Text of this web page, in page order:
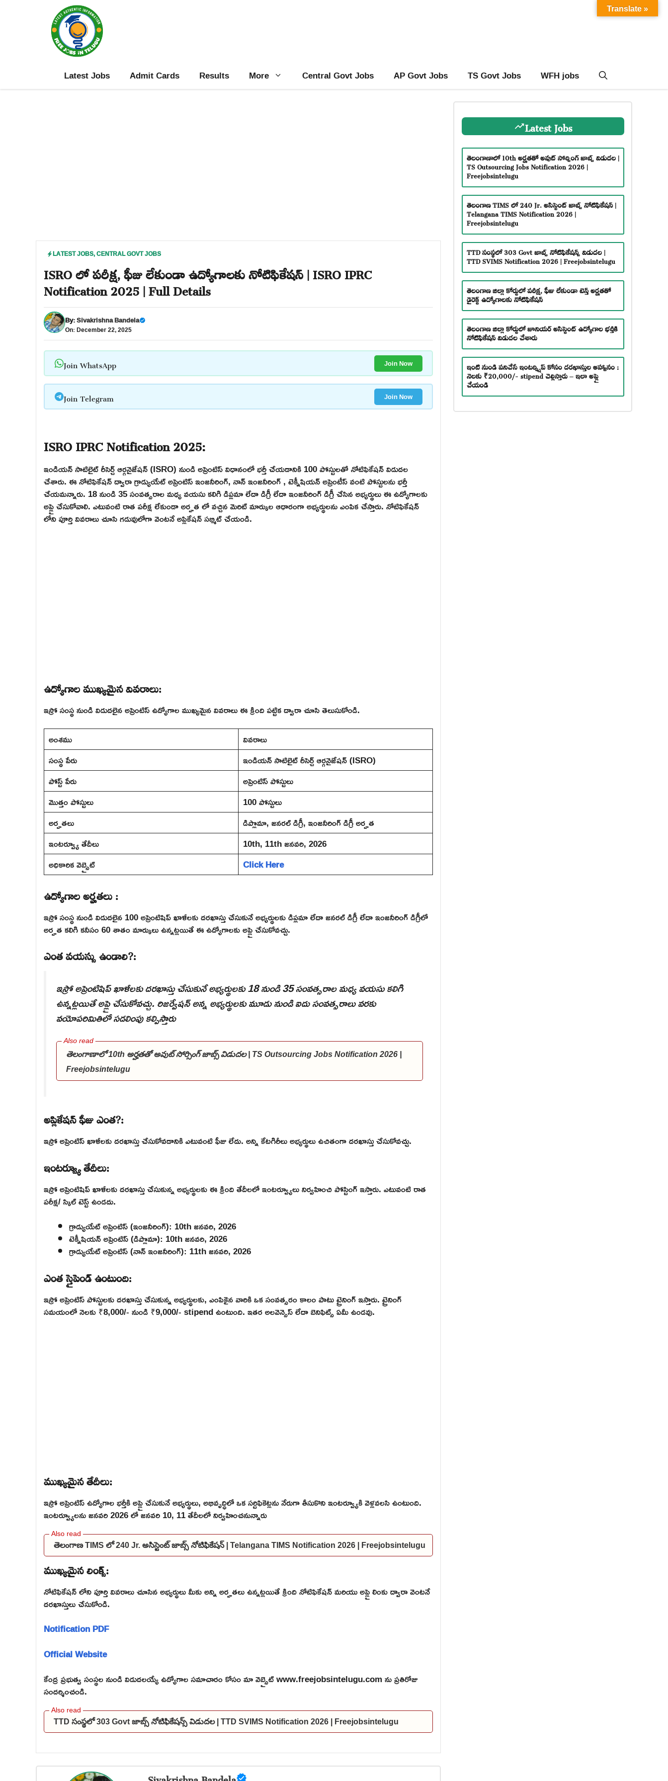
Latest Jobs Admit Cards Results More Central Govt Jobs AP Govt Jobs TS Govt Jobs WFH jobs
LATEST JOBS,CENTRAL GOVT JOBS
ISRO లో పరీక్ష, ఫీజు లేకుండా ఉద్యోగాలకు నోటిఫికేషన్ | ISRO IPRC
Notification 2025 | Full Details
By:Sivakrishna Bandela
On: December 22, 2025
Join WhatsApp Join Now
Join Telegram Join Now
ISRO IPRC Notification 2025:
ఇండియన్ సాటిలైట్ రీసెర్చ్ ఆర్గనైజేషన్ (ISRO) నుండి అప్రెంటిస్ విధానంలో భర్తీ చేయడానికి 100 పోస్టులతో నోటిఫికేషన్ విడుదల
చేశారు. ఈ నోటిఫికేషన్ ద్వారా గ్రాడ్యుయేట్ అప్రెంటిస్ ఇంజనీరింగ్, నాన్ ఇంజనీరింగ్ , టెక్నీషియన్ అప్రెంటీస్ వంటి పోస్టులను భర్తీ
చేయమన్నారు. 18 నుండి 35 సంవత్సరాల మధ్య వయసు కలిగి డిప్లమా లేదా డిగ్రీ లేదా ఇంజనీరింగ్ డిగ్రీ చేసిన అభ్యర్థులు ఈ ఉద్యోగాలకు
అప్లై చేసుకోవాలి. ఎటువంటి రాత పరీక్ష లేకుండా అర్హత లో వచ్చిన మెరిట్ మార్కుల ఆధారంగా అభ్యర్థులను ఎంపిక చేస్తారు. నోటిఫికేషన్
లోని పూర్తి వివరాలు చూసి గడువులోగా వెంటనే అప్లికేషన్ సబ్మిట్ చేయండి.
ఉద్యోగాల ముఖ్యమైన వివరాలు:
ఇస్రో సంస్థ నుండి విడుదలైన అప్రెంటిస్ ఉద్యోగాల ముఖ్యమైన వివరాలు ఈ క్రింది పట్టిక ద్వారా చూసి తెలుసుకోండి.
అంశము
వివరాలు
సంస్థ పేరు
ఇండియన్ సాటిలైట్ రీసెర్చ్ ఆర్గనైజేషన్ (ISRO)
పోస్ట్ పేరు
అప్రెంటిస్ పోస్టులు
మొత్తం పోస్టులు
100 పోస్టులు
అర్హతలు
డిప్లొమా, జనరల్ డిగ్రీ, ఇంజనీరింగ్ డిగ్రీ అర్హత
ఇంటర్వ్యూ తేదీలు
10th, 11th జనవరి, 2026
అధికారిక వెబ్సైట్
Click Here
ఉద్యోగాల అర్హతలు :
ఇస్రో సంస్థ నుండి విడుదలైన 100 అప్రెంటిషిప్ ఖాళీలకు దరఖాస్తు చేసుకునే అభ్యర్థులకు డిప్లమా లేదా జనరల్ డిగ్రీ లేదా ఇంజనీరింగ్ డిగ్రీలో
అర్హత కలిగి కనీసం 60 శాతం మార్కులు ఉన్నట్లయితే ఈ ఉద్యోగాలకు అప్లై చేసుకోవచ్చు.
ఎంత వయస్సు ఉండాలి?:
ఇస్రో అప్రెంటిషిప్ ఖాళీలకు దరఖాస్తు చేసుకునే అభ్యర్థులకు 18 నుండి 35 సంవత్సరాల మధ్య వయసు కలిగి
ఉన్నట్లయితే అప్లై చేసుకోవచ్చు. రిజర్వేషన్ అన్న అభ్యర్థులకు మూడు నుండి ఐదు సంవత్సరాలు వరకు
వయోపరిమితిలో సడలింపు కల్పిస్తారు
తెలంగాణాలో 10th అర్హతతో అవుట్ సోర్సింగ్ జాబ్స్ విడుదల | TS Outsourcing Jobs Notification 2026 |
Freejobsintelugu
అప్లికేషన్ ఫీజు ఎంత?:
ఇస్రో అప్రెంటిస్ ఖాళీలకు దరఖాస్తు చేసుకోవడానికి ఎటువంటి ఫీజు లేదు. అన్ని కేటగిరీలు అభ్యర్థులు ఉచితంగా దరఖాస్తు చేసుకోవచ్చు.
ఇంటర్వ్యూ తేదీలు:
ఇస్రో అప్రెంటిషిప్ ఖాళీలకు దరఖాస్తు చేసుకున్న అభ్యర్థులకు ఈ క్రింది తేదీలలో ఇంటర్వ్యూలు నిర్వహించి పోస్టింగ్ ఇస్తారు. ఎటువంటి రాత
పరీక్ష/ స్కిల్ టెస్ట్ ఉండదు.
గ్రాడ్యుయేట్ అప్రెంటిస్ (ఇంజనీరింగ్): 10th జనవరి, 2026
టెక్నీషియన్ అప్రెంటిస్ (డిప్లొమా): 10th జనవరి, 2026
గ్రాడ్యుయేట్ అప్రెంటిస్ (నాన్ ఇంజనీరింగ్): 11th జనవరి, 2026
ఎంత స్తైపెండ్ ఉంటుంది:
ఇస్రో అప్రెంటిస్ పోస్టులకు దరఖాస్తు చేసుకున్న అభ్యర్థులకు, ఎంపికైన వారికి ఒక సంవత్సరం కాలం పాటు ట్రైనింగ్ ఇస్తారు. ట్రైనింగ్
సమయంలో నెలకు ₹8,000/- నుండి ₹9,000/- stipend ఉంటుంది. ఇతర అలవెన్సెస్ లేదా బెనిఫిట్స్ ఏమీ ఉండవు.
ముఖ్యమైన తేదీలు:
ఇస్రో అప్రెంటిస్ ఉద్యోగాల భర్తీకి అప్లై చేసుకునే అభ్యర్థులు, అభివృద్ధిలో ఒక సర్టిఫికెట్లను నేరుగా తీసుకొని ఇంటర్వ్యూకి వెళ్లవలసి ఉంటుంది.
ఇంటర్వ్యూలను జనవరి 2026 లో జనవరి 10, 11 తేదీలలో నిర్వహించనున్నారు
తెలంగాణ TIMS లో 240 Jr. అసిస్టెంట్ జాబ్స్ నోటిఫికేషన్ | Telangana TIMS Notification 2026 | Freejobsintelugu
ముఖ్యమైన లింక్స్:
నోటిఫికేషన్ లోని పూర్తి వివరాలు చూసిన అభ్యర్థులు మీకు అన్ని అర్హతలు ఉన్నట్లయితే క్రింది నోటిఫికేషన్ మరియు అప్లై లింకు ద్వారా వెంటనే
దరఖాస్తులు చేసుకోండి.
Notification PDF
Official Website
కేంద్ర ప్రభుత్వ సంస్థల నుండి విడుదలయ్యే ఉద్యోగాల సమాచారం కోసం మా వెబ్సైట్ www.freejobsintelugu.com ను ప్రతిరోజు
సందర్శించండి.
TTD సంస్థలో 303 Govt జాబ్స్ నోటిఫికేషన్స్ విడుదల | TTD SVIMS Notification 2026 | Freejobsintelugu
Latest Jobs
తెలంగాణాలో 10th అర్హతతో అవుట్ సోర్సింగ్ జాబ్స్ విడుదల |
TS Outsourcing Jobs Notification 2026 |
Freejobsintelugu
తెలంగాణ TIMS లో 240 Jr. అసిస్టెంట్ జాబ్స్ నోటిఫికేషన్ |
Telangana TIMS Notification 2026 |
Freejobsintelugu
TTD సంస్థలో 303 Govt జాబ్స్ నోటిఫికేషన్స్ విడుదల |
TTD SVIMS Notification 2026 | Freejobsintelugu
తెలంగాణ జిల్లా కోర్టులో పరీక్ష, ఫీజు లేకుండా టెన్త్ అర్హతతో
డైరెక్ట్ ఉద్యోగాలకు నోటిఫికేషన్
తెలంగాణ జిల్లా కోర్టులో జూనియర్ అసిస్టెంట్ ఉద్యోగాల భర్తీకి
నోటిఫికేషన్ విడుదల చేశారు
ఇంటి నుండి పనిచేసే ఇంటర్న్షిప్ కోసం దరఖాస్తుల ఆహ్వానం :
నెలకు ₹20,000/- stipend చెల్లిస్తారు – ఇలా అప్లై
చేయండి
Translate »